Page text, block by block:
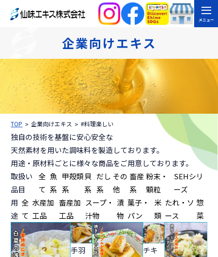
メニュー
企業向けエキス
TOP 企業向けエキス #料理楽しい
独自の技術を基盤に安心安全な
天然素材を用いた調味料を製造しております。
用途・原材料ごとに様々な商品をご用意しております。
取扱い
品目
全
て
魚
系
甲殻類
系
貝
系
だし
系
その
他
畜産
系
粉末・
顆粒
SEHシリ
ーズ
用
途
全
て
水産加
工品
畜産加
工品
スープ・
汁物
漬
物
菓子・
パン
米
類
たれ・ソ
ース
惣
菜
手羽
チキ